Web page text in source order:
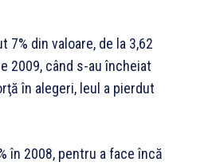
din valoare, de la 3,62
2009, când s-au încheiat
în ale­geri, leul a pierdut
în 2008, pentru a face încă